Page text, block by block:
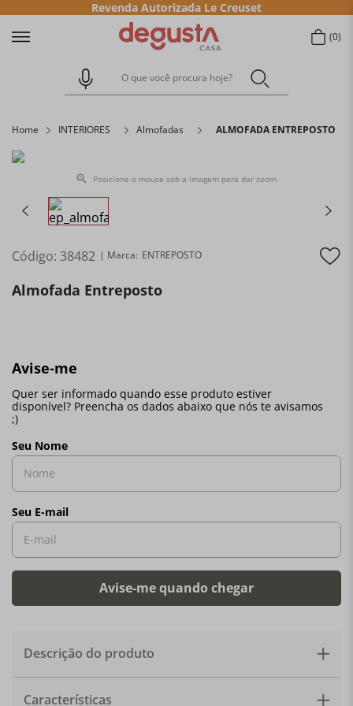
Revenda Autorizada Le Creuset
0
O que você procura hoje?
Home INTERIORES Almofadas ALMOFADA ENTREPOSTO
Posicione o mouse sob a imagem para dar zoom
Código: 38482 ENTREPOSTO
Almofada Entreposto
Descrição do produto
As almofadas são certamente uma das melhores e mais
Características